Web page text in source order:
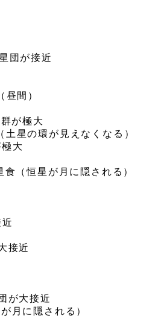
が接近
間）
が極大
星の環が見えなくなる）
大
（恒星が月に隠される）
接近
が大接近
月に隠される）